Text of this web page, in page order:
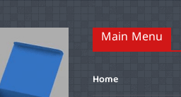
Main Menu
Home